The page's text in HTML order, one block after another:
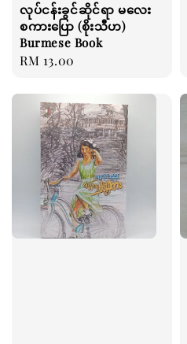
လုပ်ငန်းခွင်ဆိုင်ရာ မလေး
စကားပြော (စိုးသီဟ)
Burmese Book
Regular
RM 13.00